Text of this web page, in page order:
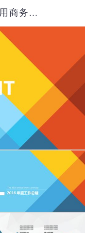
彩色时尚色块叠加通用商务PPT模板